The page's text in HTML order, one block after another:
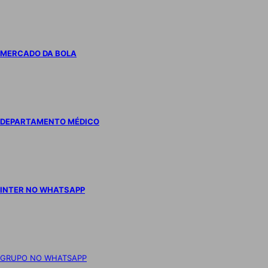
MERCADO DA BOLA
DEPARTAMENTO MÉDICO
INTER NO WHATSAPP
GRUPO NO WHATSAPP